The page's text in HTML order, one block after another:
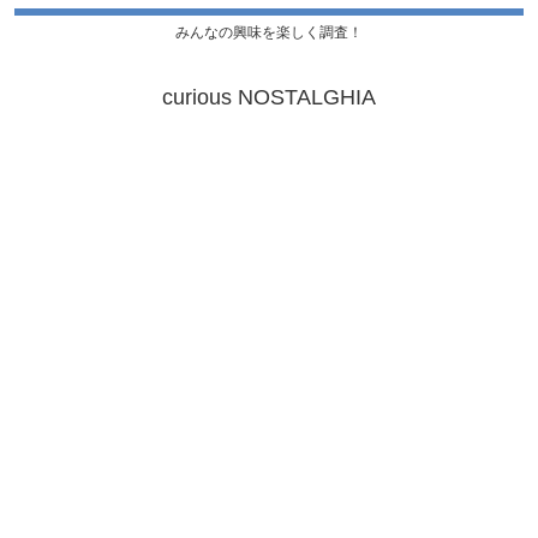
みんなの興味を楽しく調査！
curious NOSTALGHIA